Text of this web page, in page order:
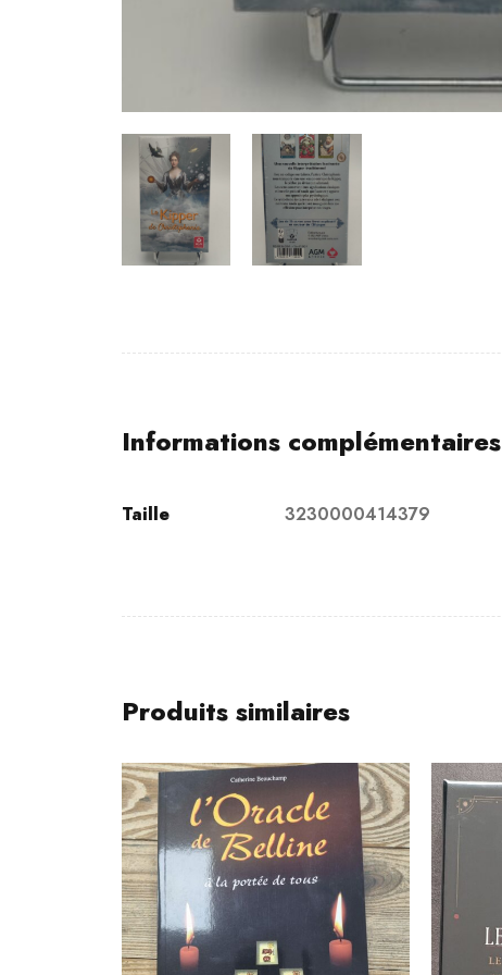
Informations complémentaires
Taille 3230000414379
Produits similaires